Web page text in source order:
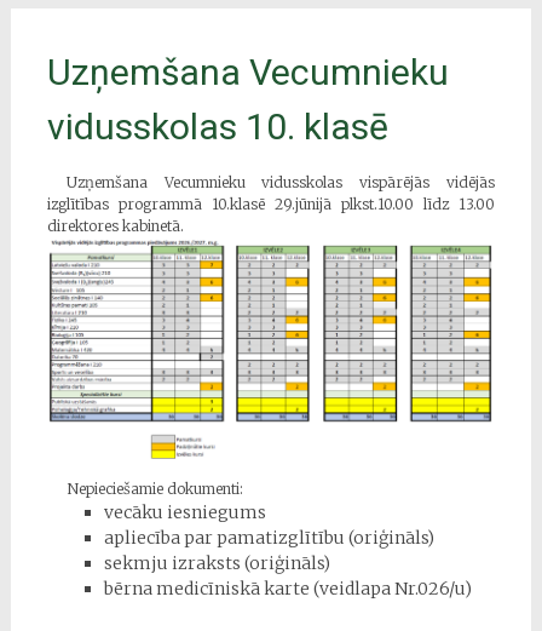
Uzņemšana Vecumnieku
vidusskolas 10. klasē
Uzņemšana Vecumnieku vidusskolas vispārējās vidējās
izglītības programmā 10.klasē 29.jūnijā plkst.10.00 līdz 13.00
direktores kabinetā.
Nepieciešamie dokumenti:
vecāku iesniegums
apliecība par pamatizglītību (oriģināls)
sekmju izraksts (oriģināls)
bērna medicīniskā karte (veidlapa Nr.026/u)